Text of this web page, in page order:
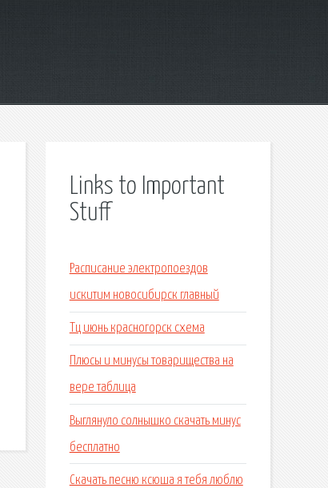
Links to Important
Stuff
Расписание электропоездов
искитим новосибирск главный
Тц июнь красногорск схема
Плюсы и минусы товарищества на
вере таблица
Выглянуло солнышко скачать минус
бесплатно
Скачать песню ксюша я тебя люблю